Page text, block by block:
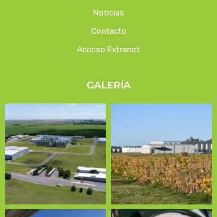
Noticias
Contacto
Acceso Extranet
GALERÍA